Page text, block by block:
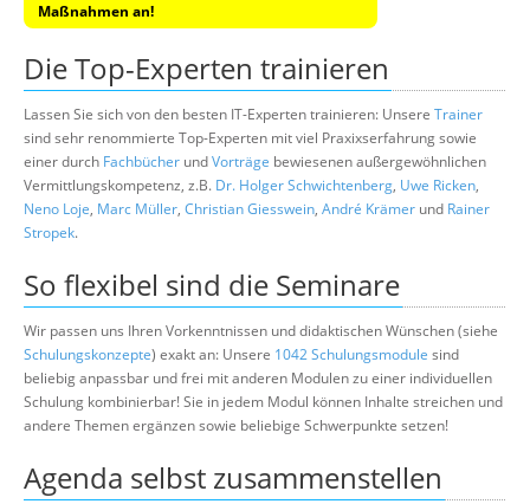
Maßnahmen an!
Die Top-Experten trainieren
Lassen Sie sich von den besten IT-Experten trainieren: Unsere Trainer
sind sehr renommierte Top-Experten mit viel Praxixserfahrung sowie
einer durch Fachbücher undVorträge bewiesenen außergewöhnlichen
Vermittlungskompetenz, z.B. Dr. Holger Schwichtenberg, Uwe Ricken,
Neno Loje, Marc Müller, Christian Giesswein, André Krämer und Rainer
Stropek.
So flexibel sind die Seminare
Wir passen uns Ihren Vorkenntnissen und didaktischen Wünschen (siehe
Schulungskonzepte) exakt an: Unsere 1042 Schulungsmodule sind
beliebig anpassbar und frei mit anderen Modulen zu einer individuellen
Schulung kombinierbar! Sie in jedem Modul können Inhalte streichen und
andere Themen ergänzen sowie beliebige Schwerpunkte setzen!
Agenda selbst zusammenstellen